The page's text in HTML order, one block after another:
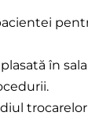
în